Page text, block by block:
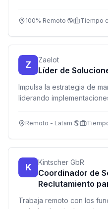
100% Remoto 🌎 Tiempo
Z Zaelot
Líder de
Impulsa la estrategia de
liderando
Remoto - Latam 🌎
K Kintscher GbR
Coordinador de
Reclutamiento
Trabaja remoto con los